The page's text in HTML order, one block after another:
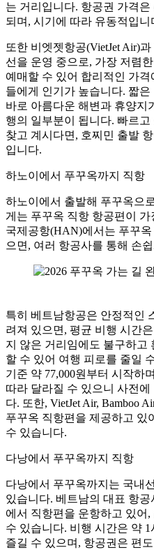
는 거리입니다. 항공권 가격
되며, 시기에 따라 유동적입니
또한 비엣젯항공(VietJet Air)
선을 운영 중으로, 가장 저렴
예매할 수 있어 합리적인 가
들에게 인기가 높습니다. 짧
바로 아름다운 해변과 휴양지
행의 일부분이 됩니다. 빠르
찾고 계시다면, 호찌민 출발
입니다.
하노이에서 푸꾸옥까지 직항
하노이에서 출발해 푸꾸옥으
게는 푸꾸옥 직항 항공편이 가
국제공항(HAN)에서는 푸꾸
으면, 여러 항공사를 통해 손
특히 베트남항공은 안정적인
려져 있으면, 평균 비행 시간
지 않은 거리임에도 불구하고
할 수 있어 여행 피로를 줄일
기준 약 77,000원부터 시작하
따라 달라질 수 있으니 사전
다. 또한, VietJet Air, Bamboo
푸꾸옥 직항편을 제공하고 있
수 있습니다.
다낭에서 푸꾸옥까지 직항
다낭에서 푸꾸옥까지는 국내
있습니다. 베트남의 대표 항
에서 직항편을 운항하고 있어
수 있습니다. 비행 시간은 약 1
즐길 수 있으며, 항공권은 편